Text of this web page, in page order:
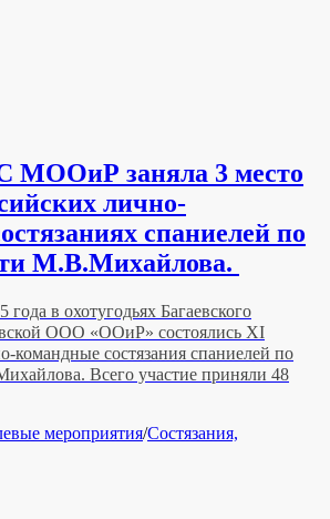
МООиР заняла 3 место
лично-
спаниелей по
М.В.Михайлова.
года в охотугодьях Багаевского
ООО «ООиР» состоялись ХI
командные состязания спаниелей по
Всего участие приняли 48
мероприятия/Состязания,